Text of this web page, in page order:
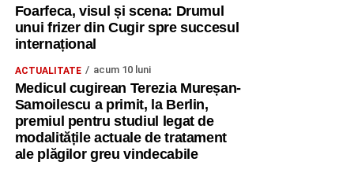
Foarfeca, visul și scena: Drumul
unui frizer din Cugir spre succesul
internațional
ACTUALITATE acum 10 luni
Medicul cugirean Terezia Mureșan-
Samoilescu a primit, la Berlin,
premiul pentru studiul legat de
modalitățile actuale de tratament
ale plăgilor greu vindecabile